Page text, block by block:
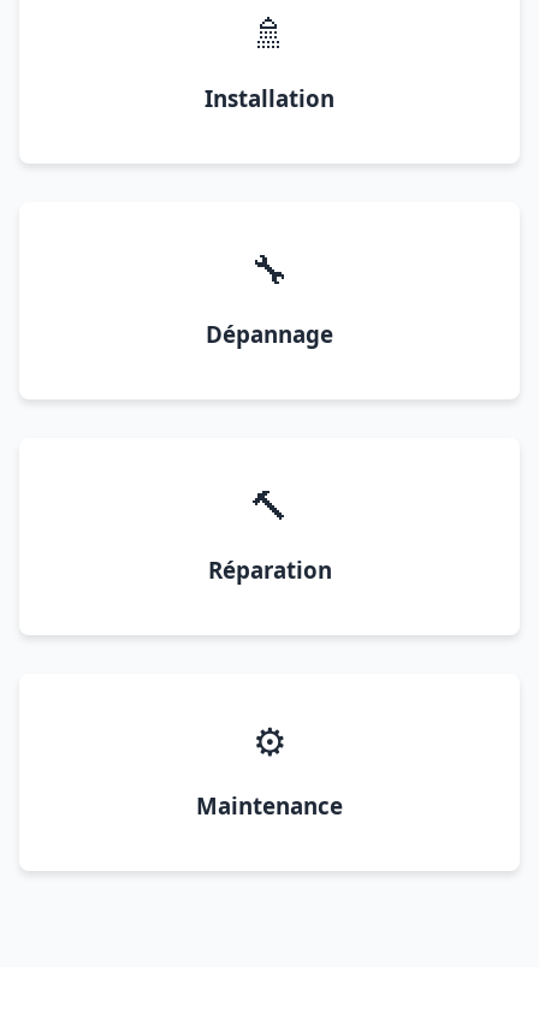
🚿
Installation
🔧
Dépannage
🔨
Réparation
⚙️
Maintenance